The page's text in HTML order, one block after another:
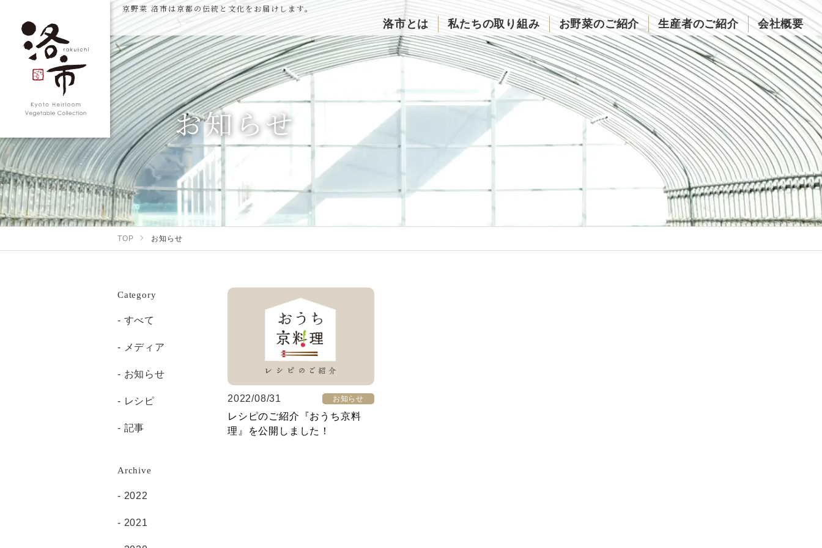
京野菜 洛市は京都の伝統と文化をお届けします。
洛市とは 私たちの取り組み お野菜のご紹介 生産者のご紹介 会社概要
お知らせ
TOP お知らせ
2022/08/31 お知らせ
レシピのご紹介『おうち京料
理』を公開しました！
Category
すべて
メディア
お知らせ
レシピ
記事
Archive
2022
2021